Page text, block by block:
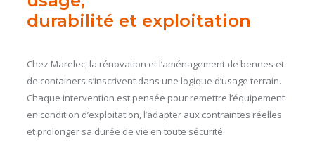
durabilité et exploitation
Chez Marelec, la rénovation et l’aménagement de bennes et
de containers s’inscrivent dans une logique d’usage terrain.
Chaque intervention est pensée pour remettre l’équipement
en condition d’exploitation, l’adapter aux contraintes réelles
et prolonger sa durée de vie en toute sécurité.